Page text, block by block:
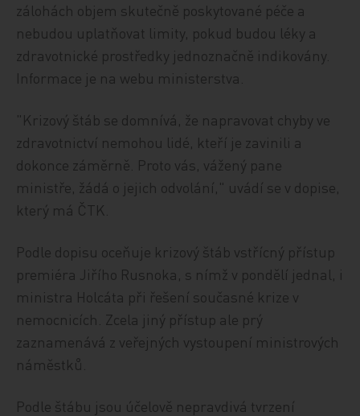
zálohách objem skutečně poskytované péče a
nebudou uplatňovat limity, pokud budou léky a
zdravotnické prostředky jednoznačně indikovány.
Informace je na webu ministerstva.
"Krizový štáb se domnívá, že napravovat chyby ve
zdravotnictví nemohou lidé, kteří je zavinili a
dokonce záměrně. Proto vás, vážený pane
ministře, žádá o jejich odvolání," uvádí se v dopise,
který má ČTK.
Podle dopisu oceňuje krizový štáb vstřícný přístup
premiéra Jiřího Rusnoka, s nímž v pondělí jednal, i
ministra Holcáta při řešení současné krize v
nemocnicích. Zcela jiný přístup ale prý
zaznamenává z veřejných vystoupení ministrových
náměstků.
Podle štábu jsou účelově nepravdivá tvrzení